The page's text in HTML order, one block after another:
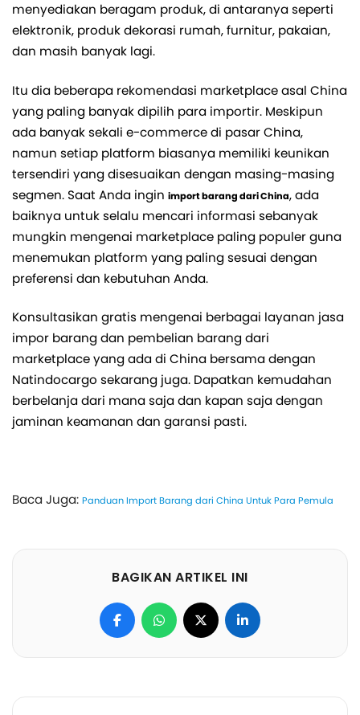
menyediakan beragam produk, di antaranya seperti
elektronik, produk dekorasi rumah, furnitur, pakaian,
dan masih banyak lagi.
Itu dia beberapa rekomendasi marketplace asal China
yang paling banyak dipilih para importir. Meskipun
ada banyak sekali e-commerce di pasar China,
namun setiap platform biasanya memiliki keunikan
tersendiri yang disesuaikan dengan masing-masing
segmen. Saat Anda ingin import barang dari China, ada
baiknya untuk selalu mencari informasi sebanyak
mungkin mengenai marketplace paling populer guna
menemukan platform yang paling sesuai dengan
preferensi dan kebutuhan Anda.
Konsultasikan gratis mengenai berbagai layanan jasa
impor barang dan pembelian barang dari
marketplace yang ada di China bersama dengan
Natindocargo sekarang juga. Dapatkan kemudahan
berbelanja dari mana saja dan kapan saja dengan
jaminan keamanan dan garansi pasti.
Baca Juga: Panduan Import Barang dari China Untuk Para Pemula
BAGIKAN ARTIKEL INI